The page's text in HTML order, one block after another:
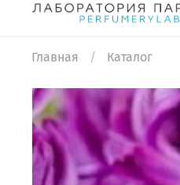
Главная Каталог